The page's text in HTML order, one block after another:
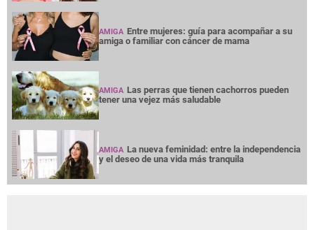
AMIGA Entre mujeres: guía para acompañar a su
amiga o familiar con cáncer de mama
AMIGA Las perras que tienen cachorros pueden
tener una vejez más saludable
AMIGA La nueva feminidad: entre la independencia
y el deseo de una vida más tranquila